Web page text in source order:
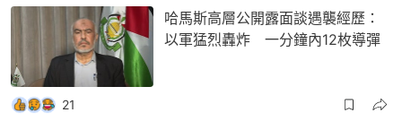
哈馬斯高層公開露面談遇襲經歷：
以軍猛烈轟炸 一分鐘內12枚導彈
21